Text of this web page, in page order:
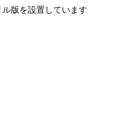
版を設置しています